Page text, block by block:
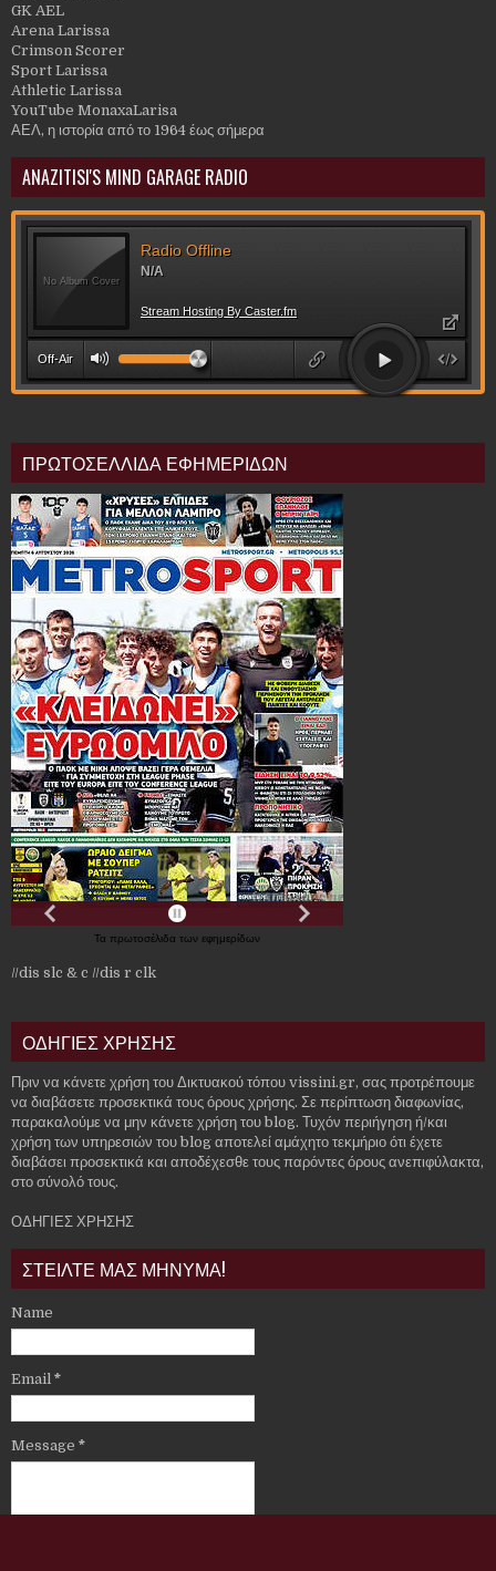
GK AEL
Arena Larissa
Crimson Scorer
Sport Larissa
Athletic Larissa
YouTube MonaxaLarisa
ΑΕΛ, η ιστορία από το 1964 έως σήμερα
ANAZITISI'S MIND GARAGE RADIO
ΠΡΩΤΟΣΕΛΛΙΔΑ ΕΦΗΜΕΡΙΔΩΝ
Τα πρωτοσέλιδα των εφημερίδων
//dis slc & c //dis r clk
ΟΔΗΓΙΕΣ ΧΡΗΣΗΣ
Πριν να κάνετε χρήση του Δικτυακού τόπου vissini.gr, σας προτρέπουμε
να διαβάσετε προσεκτικά τους όρους χρήσης. Σε περίπτωση διαφωνίας,
παρακαλούμε να μην κάνετε χρήση του blog. Τυχόν περιήγηση ή/και
χρήση των υπηρεσιών του blog αποτελεί αμάχητο τεκμήριο ότι έχετε
διαβάσει προσεκτικά και αποδέχεσθε τους παρόντες όρους ανεπιφύλακτα,
στο σύνολό τους.
ΟΔΗΓΙΕΣ ΧΡΗΣΗΣ
ΣΤΕΙΛΤΕ ΜΑΣ ΜΗΝΥΜΑ!
Name
Email *
Message *